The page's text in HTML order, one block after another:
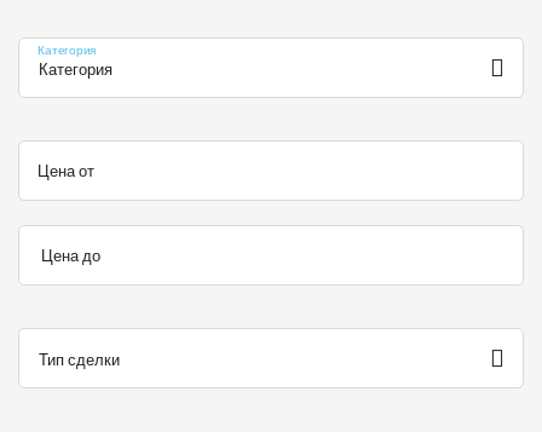
Категория
Категория
Цена от
Цена до
Тип сделки